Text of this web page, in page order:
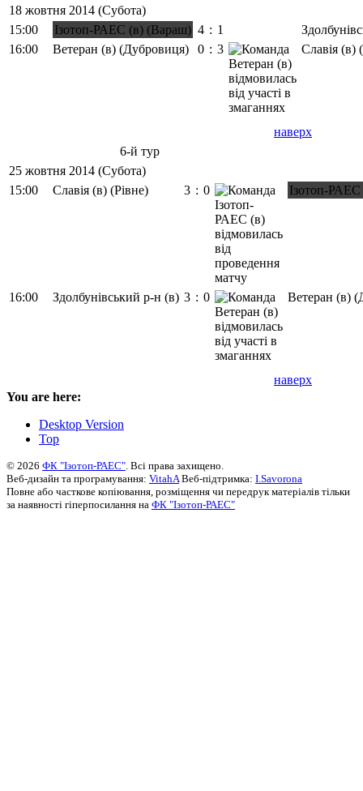
18 жовтня 2014 (Субота)
15:00
Ізотоп-РАЕС (в) (Вараш) 4 : 1
16:00
Ветеран (в) (Дубровиця) 0 : 3 Славія (в)
наверх
6-й тур
25 жовтня 2014 (Субота)
15:00
Славія (в) (Рівне) 3 : 0 Ізотоп-
16:00 Здолбунівський р-н (в) 3 : 0 Ветеран (в)
наверх
You are here:
Desktop Version
Top
© 2026 ФК "Ізотоп-РАЕС" . Всі права захищено.
Веб-дизайн та програмування: VitahA Веб-підтримка: I.Savorona
Повне або часткове копіювання, розміщення чи передрук матеріалів тільки
за наявності гіперпосилання на ФК "Ізотоп-РАЕС"